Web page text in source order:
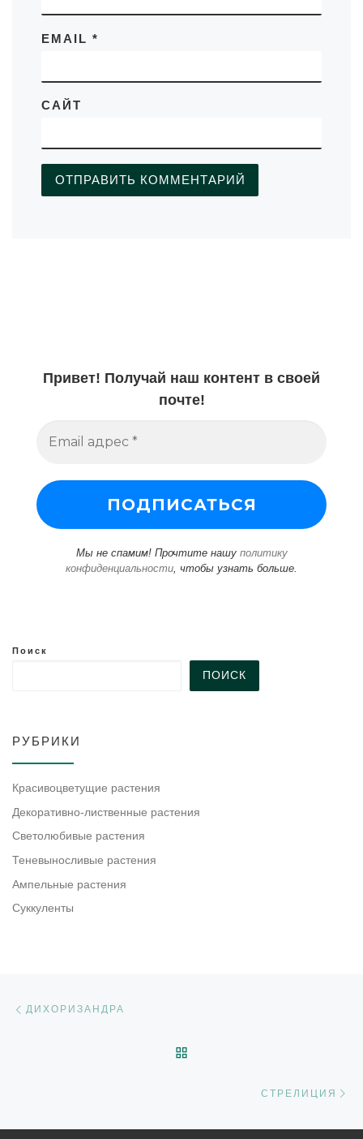
EMAIL*
САЙТ
Привет! Получай наш контент в своей
почте!
Мы не спамим! Прочтите нашу политику
конфиденциальности , чтобы узнать больше.
Поиск
ПОИСК
РУБРИКИ
Красивоцветущие растения
Декоративно-лиственные растения
Светолюбивые растения
Теневыносливые растения
Ампельные растения
Суккуленты
ДИХОРИЗАНДРА
СТРЕЛИЦИЯ